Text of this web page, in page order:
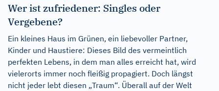
Wer ist zufriedener: Singles oder
Vergebene?
Ein kleines Haus im Grünen, ein liebevoller Partner,
Kinder und Haustiere: Dieses Bild des vermeintlich
perfekten Lebens, in dem man alles erreicht hat, wird
vielerorts immer noch fleißig propagiert. Doch längst
nicht jeder lebt diesen „Traum“. Überall auf der Welt